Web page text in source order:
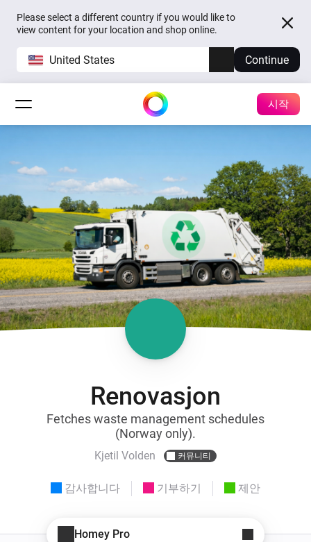
Please select a different country if you would like to
view content for your location and shop online.
United States Continue
시작
Renovasjon
Fetches waste management schedules
(Norway only).
Kjetil Volden 커뮤니티
감사합니다 기부하기 제안
Homey Pro